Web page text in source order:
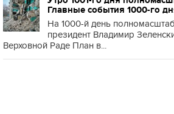
Главные события 1000-го
На 1000-й день
президент Владимир
Верховной Раде План в...